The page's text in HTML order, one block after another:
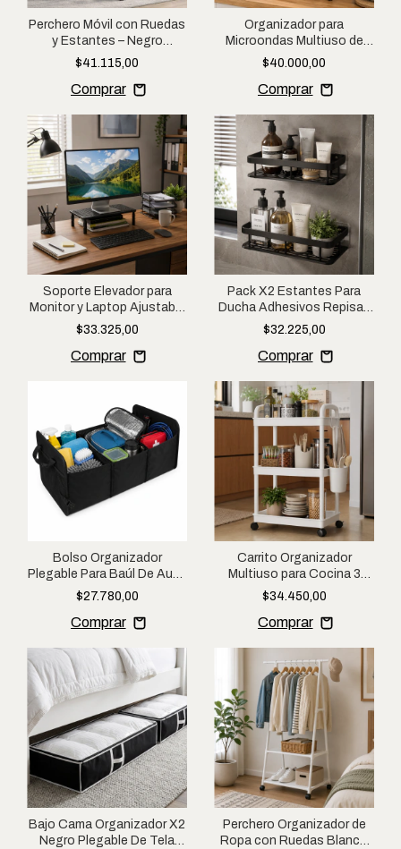
Perchero Móvil con Ruedas
y Estantes – Negro
Organizador Zapatero
$41.115,00
Organizador para
Microondas Multiuso de
Cocina Resistente con
Estantes
$40.000,00
Soporte Elevador para
Monitor y Laptop Ajustable
3 Niveles de Altura
$33.325,00
Pack X2 Estantes Para
Ducha Adhesivos Repisas
Organizador De Baño
$32.225,00
Bolso Organizador
Plegable Para Baúl De Auto
Camioneta Vehículo
Multiuso
$27.780,00
Carrito Organizador
Multiuso para Cocina 3
Niveles con Ruedas Auxiliar
de Almacenamiento
$34.450,00
Bajo Cama Organizador X2
Negro Plegable De Tela
Perchero Organizador de
Ropa con Ruedas Blanco